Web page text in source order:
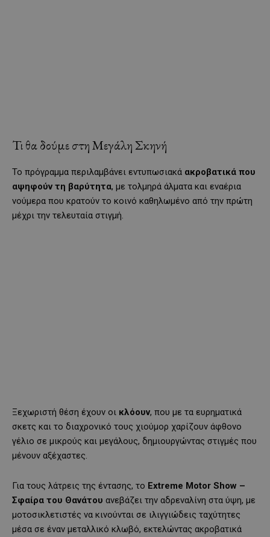
Τι θα δούμε στη Μεγάλη Σκηνή
Το πρόγραμμα περιλαμβάνει εντυπωσιακά ακροβατικά που
αψηφούν τη βαρύτητα, με τολμηρά άλματα και εναέρια
νούμερα που κρατούν το κοινό καθηλωμένο από την πρώτη
μέχρι την τελευταία στιγμή.
Ξεχωριστή θέση έχουν οι κλόουν, που με τα ευρηματικά
σκετς και το διαχρονικό τους χιούμορ χαρίζουν άφθονο
γέλιο σε μικρούς και μεγάλους, δημιουργώντας στιγμές που
μένουν αξέχαστες.
Για τους λάτρεις της έντασης, το Extreme Motor Show –
Σφαίρα του Θανάτου ανεβάζει την αδρεναλίνη στα ύψη, με
μοτοσικλετιστές να κινούνται σε ιλιγγιώδεις ταχύτητες
μέσα σε έναν μεταλλικό κλωβό, εκτελώντας ακροβατικά